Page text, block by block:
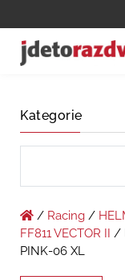
Kategorie
/ Racing /
FF811 VECTOR II
/
PINK-06 XL